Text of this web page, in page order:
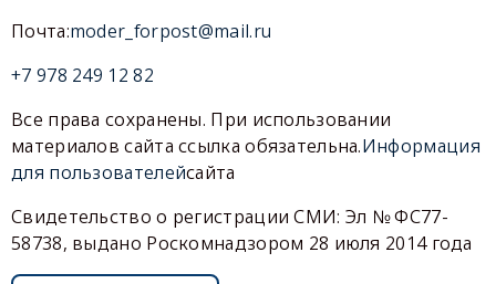
Почта:moder_forpost@mail.ru
+7 978 249 12 82
Все права сохранены. При использовании
материалов сайта ссылка обязательна.Информация
для пользователейсайта
Свидетельство о регистрации СМИ: Эл № ФС77-
58738, выдано Роскомнадзором 28 июля 2014 года